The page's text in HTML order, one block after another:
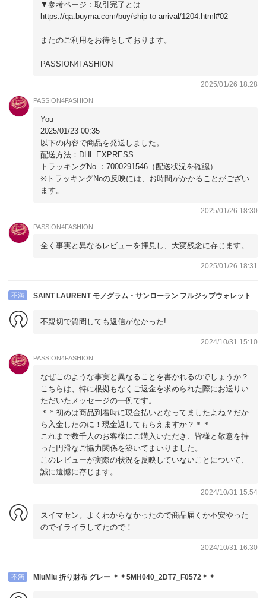
▼参考ページ：取引完了とは
https://qa.buyma.com/buy/ship-to-arrival/1204.html#02
またのご利用をお待ちしております。
PASSION4FASHION
2025/01/26 18:28
PASSION4FASHION
You
2025/01/23 00:35
以下の内容で商品を発送しました。
配送方法：DHL EXPRESS
トラッキングNo.：7000291546（配送状況を確認）
※トラッキングNoの反映には、お時間がかかることがござい
ます。
2025/01/26 18:30
PASSION4FASHION
全く事実と異なるレビューを拝見し、大変残念に存じます。
2025/01/26 18:31
不満 SAINT LAURENT モノグラム・サンローラン フルジップウォレット
不親切で質問しても返信がなかった!
2024/10/31 15:10
PASSION4FASHION
なぜこのような事実と異なることを書かれるのでしょうか？
こちらは、特に根拠もなくご返金を求められた際にお送りい
ただいたメッセージの一例です。
＊＊初めは商品到着時に現金払いとなってましたよね？だか
ら入金したのに！現金返してもらえますか？＊＊
これまで数千人のお客様にご購入いただき、皆様と敬意を持
った円滑なご協力関係を築いてまいりました。
このレビューが実際の状況を反映していないことについて、
誠に遺憾に存じます。
2024/10/31 15:54
スイマセン。よくわからなかったので商品届くか不安やった
のでイライラしてたので！
2024/10/31 16:30
不満 MiuMiu 折り財布 グレー ＊＊5MH040_2DT7_F0572＊＊